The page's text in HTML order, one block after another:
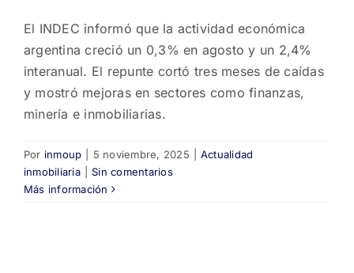
El INDEC informó que la actividad económica
argentina creció un 0,3% en agosto y un 2,4%
interanual. El repunte cortó tres meses de caídas
y mostró mejoras en sectores como finanzas,
minería e inmobiliarias.
Por inmoup 5 noviembre, 2025
Actualidad
inmobiliaria
Sin comentarios
Más información